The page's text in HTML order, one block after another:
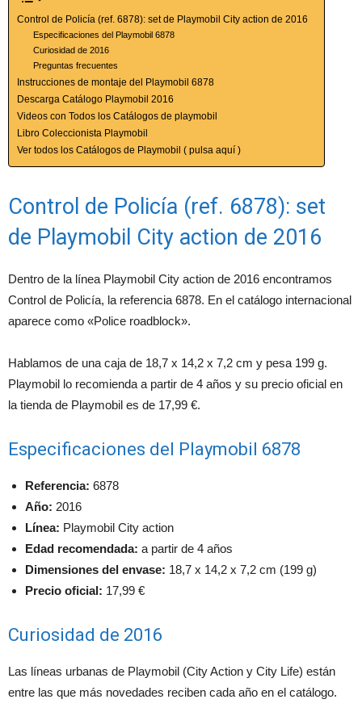
Control de Policía (ref. 6878): set de Playmobil City action de 2016
Especificaciones del Playmobil 6878
Curiosidad de 2016
Preguntas frecuentes
Instrucciones de montaje del Playmobil 6878
Descarga Catálogo Playmobil 2016
Videos con Todos los Catálogos de playmobil
Libro Coleccionista Playmobil
Ver todos los Catálogos de Playmobil ( pulsa aquí )
Control de Policía (ref. 6878): set
de Playmobil City action de 2016
Dentro de la línea Playmobil City action de 2016 encontramos
Control de Policía, la referencia 6878. En el catálogo internacional
aparece como «Police roadblock».
Hablamos de una caja de 18,7 x 14,2 x 7,2 cm y pesa 199 g.
Playmobil lo recomienda a partir de 4 años y su precio oficial en
la tienda de Playmobil es de 17,99 €.
Especificaciones del Playmobil 6878
Referencia: 6878
Año: 2016
Línea: Playmobil City action
Edad recomendada: a partir de 4 años
Dimensiones del envase: 18,7 x 14,2 x 7,2 cm (199 g)
Precio oficial: 17,99 €
Curiosidad de 2016
Las líneas urbanas de Playmobil (City Action y City Life) están
entre las que más novedades reciben cada año en el catálogo.